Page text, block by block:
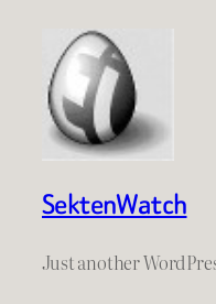
SektenWatch
Just another